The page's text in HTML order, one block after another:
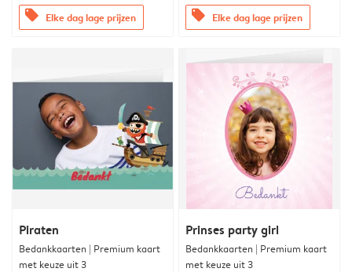
offers Elke dag lage prijzen offers Elke dag lage prijzen
Piraten
Bedankkaarten | Premium kaart
met keuze uit 3
Prinses party girl
Bedankkaarten | Premium kaart
met keuze uit 3